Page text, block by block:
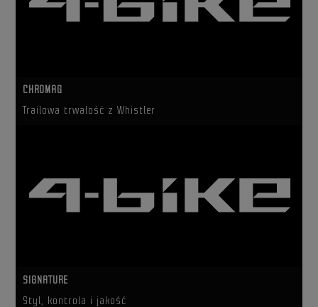
CHROMAG
Trailowa trwałość z Whistler
SIGNATURE
Styl, kontrola i jakość